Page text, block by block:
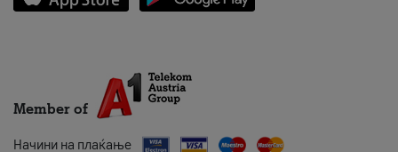
Member of
Начини на плаќање